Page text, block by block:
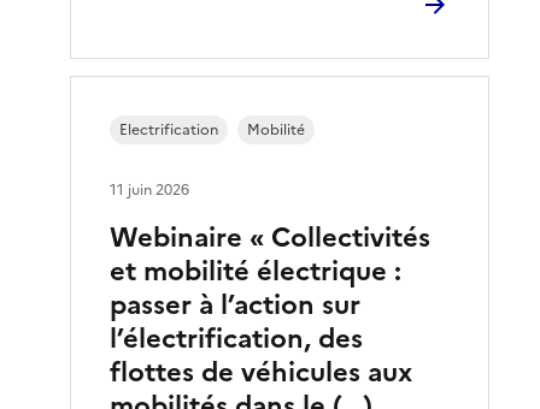
Webinaire « Collectivités
et mobilité électrique :
passer à l’action sur
l’électrification, des
flottes de véhicules aux
Electrification Mobilité
11 juin 2026